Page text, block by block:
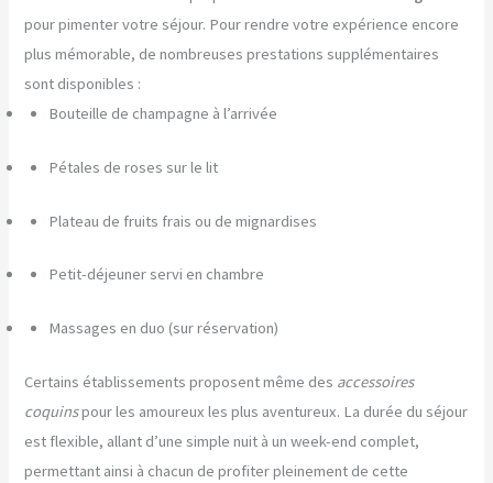
pour pimenter votre séjour. Pour rendre votre expérience encore
plus mémorable, de nombreuses prestations supplémentaires
sont disponibles :
Bouteille de champagne à l’arrivée
Pétales de roses sur le lit
Plateau de fruits frais ou de mignardises
Petit-déjeuner servi en chambre
Massages en duo (sur réservation)
Certains établissements proposent même des accessoires
coquinspour les amoureux les plus aventureux. La durée du séjour
est flexible, allant d’une simple nuit à un week-end complet,
permettant ainsi à chacun de profiter pleinement de cette